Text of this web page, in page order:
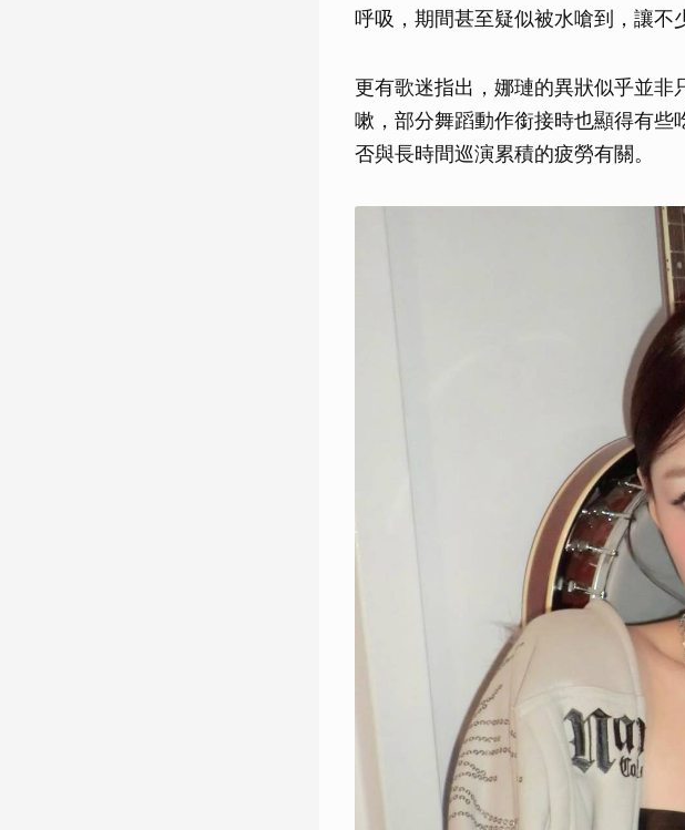
呼吸，期間甚至疑似被水嗆到，讓不
更有歌迷指出，娜璉的異狀似乎並
嗽，部分舞蹈動作銜接時也顯得有些
否與長時間巡演累積的疲勞有關。